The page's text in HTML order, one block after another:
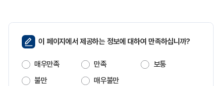
페
이
지
만
족
이 페이지에서 제공하는 정보에 대하여 만족하십니까?
매우만족 만족
보통
불만
매우불만